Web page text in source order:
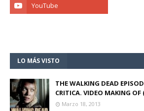
LO MÁS VISTO
THE WALKING DEAD
CRITICA. VIDEO MAKING OF
Marzo 18, 2013